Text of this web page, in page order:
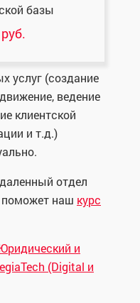
базы
услуг (создание
ведение
клиентской
и т.д.)
отдел
наш курс
и
(Digital и